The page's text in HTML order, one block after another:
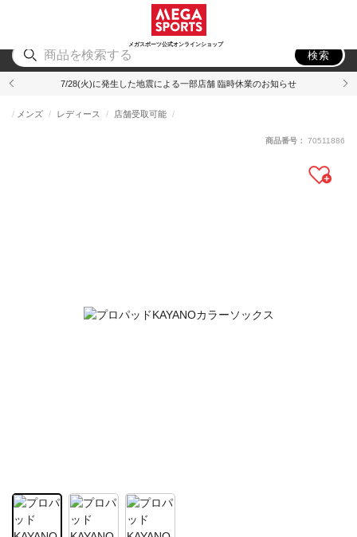
メガスポーツ公式オンラインショップ
アウトドア
検索
7/28(火)に発生した地震による一部店舗 臨時休業のお知らせ
メンズ レディース 店舗受取可能
商品番号： 70511886